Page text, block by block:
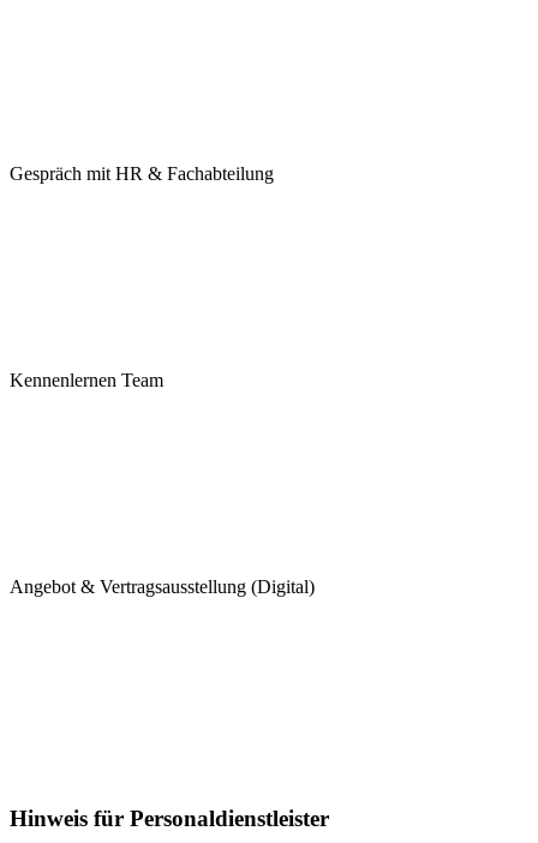
Gespräch mit HR & Fachabteilung
Kennenlernen Team
Angebot & Vertragsausstellung (Digital)
Hinweis für Personaldienstleister